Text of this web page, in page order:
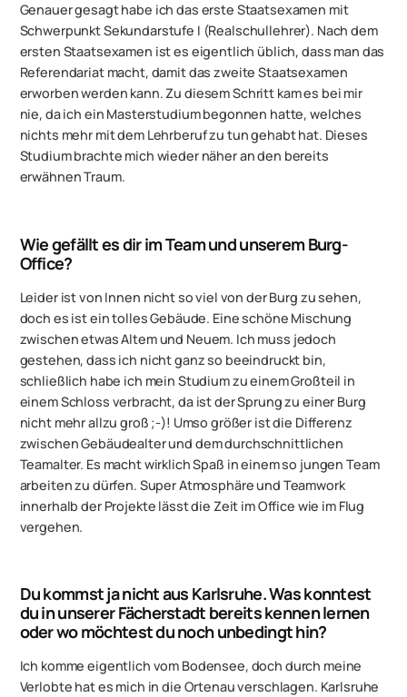
Genauer gesagt habe ich das erste Staatsexamen mit
Schwerpunkt Sekundarstufe I (Realschullehrer). Nach dem
ersten Staatsexamen ist es eigentlich üblich, dass man das
Referendariat macht, damit das zweite Staatsexamen
erworben werden kann. Zu diesem Schritt kam es bei mir
nie, da ich ein Masterstudium begonnen hatte, welches
nichts mehr mit dem Lehrberuf zu tun gehabt hat. Dieses
Studium brachte mich wieder näher an den bereits
erwähnen Traum.
Wie gefällt es dir im Team und unserem Burg-
Office?
Leider ist von Innen nicht so viel von der Burg zu sehen,
doch es ist ein tolles Gebäude. Eine schöne Mischung
zwischen etwas Altem und Neuem. Ich muss jedoch
gestehen, dass ich nicht ganz so beeindruckt bin,
schließlich habe ich mein Studium zu einem Großteil in
einem Schloss verbracht, da ist der Sprung zu einer Burg
nicht mehr allzu groß ;-)! Umso größer ist die Differenz
zwischen Gebäudealter und dem durchschnittlichen
Teamalter. Es macht wirklich Spaß in einem so jungen Team
arbeiten zu dürfen. Super Atmosphäre und Teamwork
innerhalb der Projekte lässt die Zeit im Office wie im Flug
vergehen.
Du kommst ja nicht aus Karlsruhe. Was konntest
du in unserer Fächerstadt bereits kennen lernen
oder wo möchtest du noch unbedingt hin?
Ich komme eigentlich vom Bodensee, doch durch meine
Verlobte hat es mich in die Ortenau verschlagen. Karlsruhe